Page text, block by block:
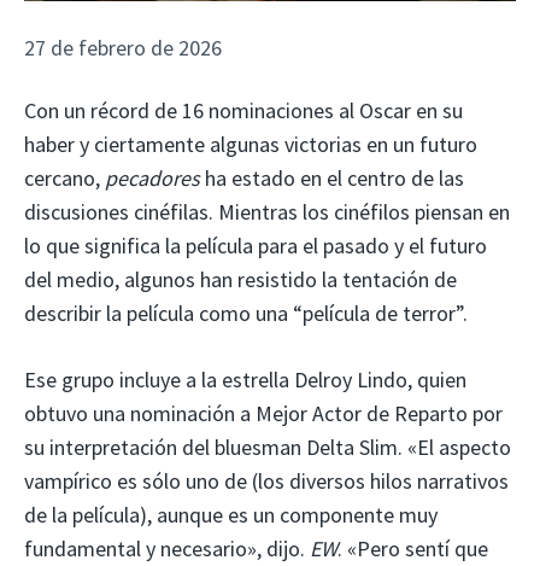
27 de febrero de 2026
Con un récord de 16 nominaciones al Oscar en su
haber y ciertamente algunas victorias en un futuro
cercano, pecadoresha estado en el centro de las
discusiones cinéfilas. Mientras los cinéfilos piensan en
lo que significa la película para el pasado y el futuro
del medio, algunos han resistido la tentación de
describir la película como una “película de terror”.
Ese grupo incluye a la estrella Delroy Lindo, quien
obtuvo una nominación a Mejor Actor de Reparto por
su interpretación del bluesman Delta Slim. «El aspecto
vampírico es sólo uno de (los diversos hilos narrativos
de la película), aunque es un componente muy
fundamental y necesario», dijo. EW. «Pero sentí que